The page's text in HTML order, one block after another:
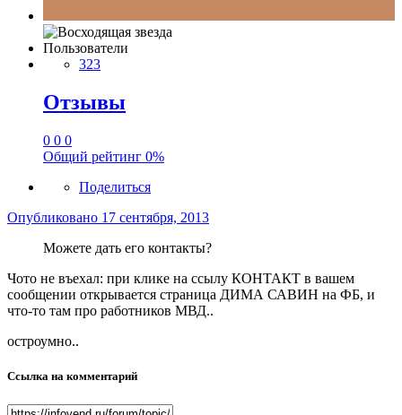
Пользователи
323
Отзывы
0 0 0
Общий рейтинг 0%
Поделиться
Опубликовано 17 сентября, 2013
Можете дать его контакты?
Чото не въехал: при клике на ссылу КОНТАКТ в вашем
сообщении открывается страница ДИМА САВИН на ФБ, и
что-то там про работников МВД..
остроумно..
Ссылка на комментарий